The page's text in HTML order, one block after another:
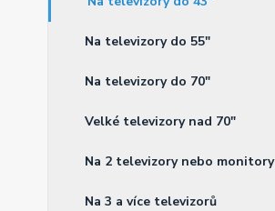
Na televizory do 55"
Na televizory do 70"
Velké televizory nad 70"
Na 2 televizory nebo monitory
Na 3 a více televizorů